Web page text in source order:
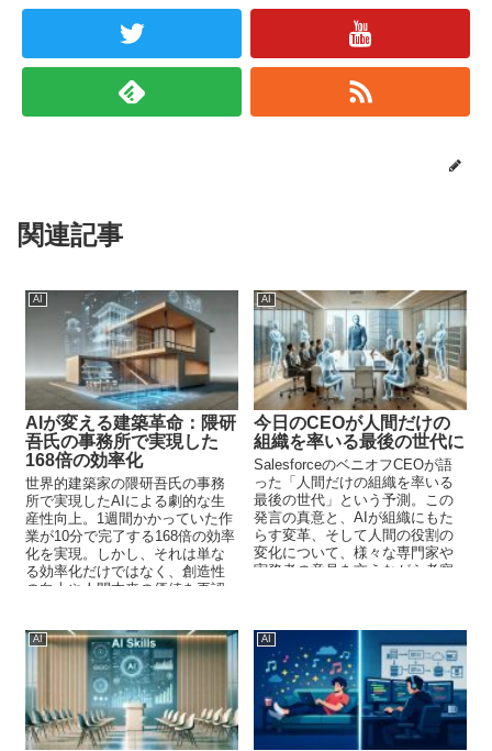
関連記事
AI
AIが変える建築革命：隈研
吾氏の事務所で実現した
168倍の効率化
世界的建築家の隈研吾氏の事務
所で実現したAIによる劇的な生
産性向上。1週間かかっていた作
業が10分で完了する168倍の効率
化を実現。しかし、それは単な
る効率化だけではなく、創造性
の向上や人間本来の価値を再認
AI
今日のCEOが人間だけの
組織を率いる最後の世代に
SalesforceのベニオフCEOが語
った「人間だけの組織を率いる
最後の世代」という予測。この
発言の真意と、AIが組織にもた
らす変革、そして人間の役割の
変化について、様々な専門家や
実務者の意見を交えながら考察
AI AI